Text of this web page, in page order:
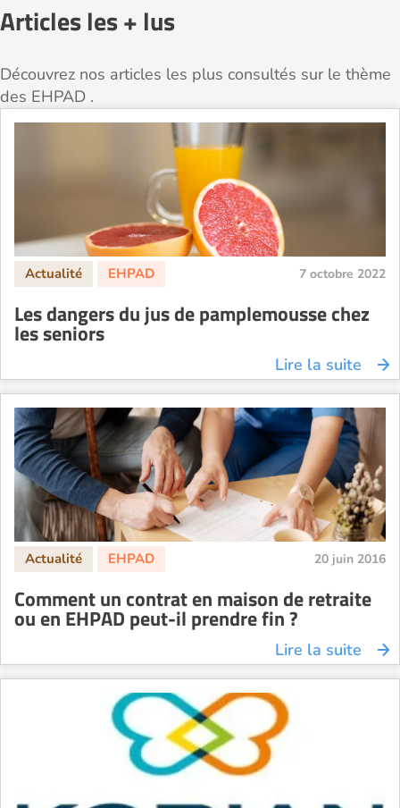
Articles les + lus
Découvrez nos articles les plus consultés sur le thème
des EHPAD .
7 octobre 2022
Les dangers du jus de pamplemousse chez
les seniors
Lire la suite
20 juin 2016
Comment un contrat en maison de retraite
ou en EHPAD peut-il prendre fin ?
Lire la suite